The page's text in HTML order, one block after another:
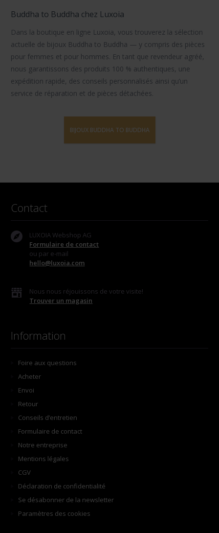
Buddha to Buddha chez Luxoia
Dans la boutique en ligne Luxoia, vous trouverez la sélection
actuelle de bijoux Buddha to Buddha — y compris des pièces
pour femmes et pour hommes. En tant que revendeur agréé,
nous garantissons des produits 100 % authentiques, une
expédition rapide, des conseils personnalisés ainsi qu’un
service de réparation et de pièces détachées.
BIJOUX BUDDHA TO BUDDHA
Contact
LUXOIA Webshop AG
Formulaire de contact
ou par e-mail
hello@luxoia.com
Nous nous réjouissons de votre visite!
Trouver un magasin
Information
Foire aux questions
Acheter
Envoi
Retour
Conseils d’entretien
Formulaire de contact
Notre entreprise
Mentions légales
CGV
Déclaration de confidentialité
Se désabonner de la newsletter
Paramètres des cookies